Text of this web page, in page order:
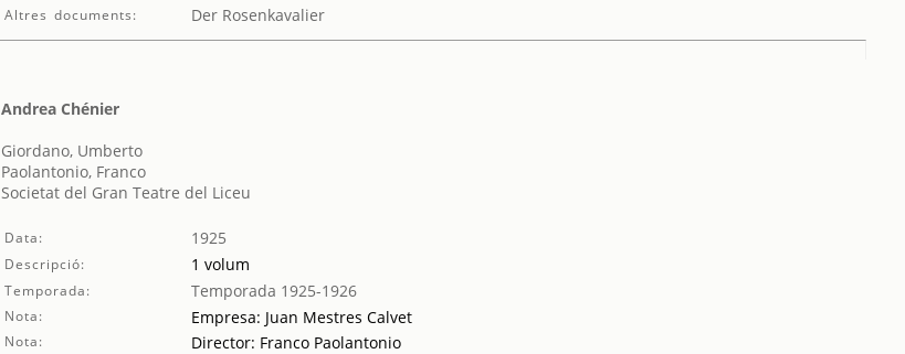
Altres documents: Der Rosenkavalier
Andrea Chénier
Giordano, Umberto
Paolantonio, Franco
Societat del Gran Teatre del Liceu
Data: 1925
Descripció: 1 volum
Temporada: Temporada 1925-1926
Nota: Empresa: Juan Mestres Calvet
Nota: Director: Franco Paolantonio